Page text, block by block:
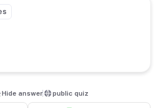
Hide answer public quiz